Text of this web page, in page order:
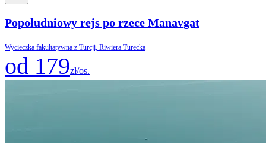
Popołudniowy rejs po rzece Manavgat
Wycieczka fakultatywna z Turcji, Riwiera Turecka
od 179zł/os.